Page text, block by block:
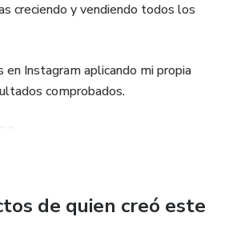
creciendo y vendiendo todos los
Instagram aplicando mi propia
comprobados.
de quien creó este